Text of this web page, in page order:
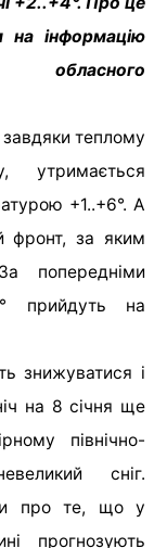
на інформацію
обласного
завдяки теплому
утримається
+1..+6°. А
фронт, за яким
попередніми
прийдуть на
знижуватися і
на 8 січня ще
північно-
сніг.
про те, що у
прогнозують